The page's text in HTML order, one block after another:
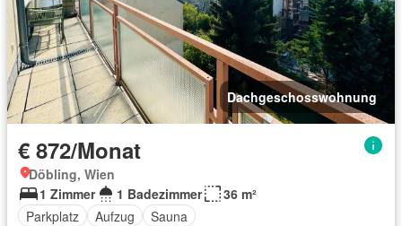
Dachgeschosswohnung
€ 872/Monat
Döbling, Wien
1 Zimmer
1 Badezimmer
36 m²
Parkplatz
Aufzug Sauna